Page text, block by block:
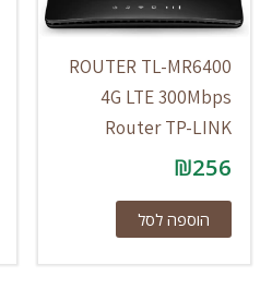
ROUTER TL-MR6400
4G LTE 300Mbps
Router TP-LINK
₪256
הוספה לסל